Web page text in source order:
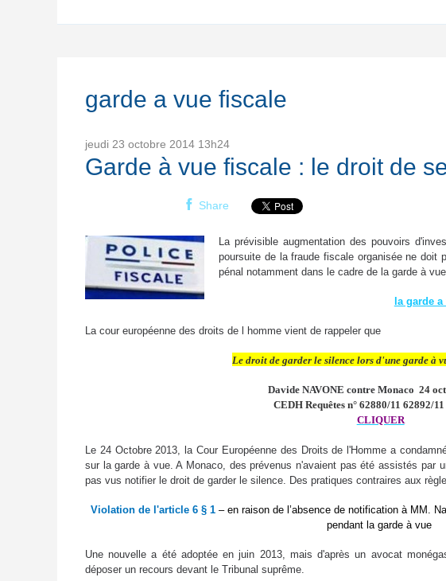
garde a vue fiscale
jeudi 23 octobre 2014 13h24
Garde à vue fiscale : le droit de
Share
La prévisible augmentation des pouvoirs
poursuite de la fraude fiscale organisée ne doit
pénal notamment dans le cadre de la garde à
la garde
La cour européenne des droits de l homme vient de rappeler que
Le droit de garder le silence lors d'une garde à
Davide NAVONE contre Monaco 24
CEDH Requêtes n° 62880/11 62892/
CLIQUER
Le 24 Octobre 2013, la Cour Européenne des Droits de l'Homme a
sur la garde à vue. A Monaco, des prévenus n'avaient pas été assistés par
pas vus notifier le droit de garder le silence. Des pratiques contraires aux
Violation de l'article 6 § 1 – en raison de l’absence de notification à MM.
pendant la garde à vue
Une nouvelle a été adoptée en juin 2013, mais d'après un avocat
déposer un recours devant le Tribunal suprême.